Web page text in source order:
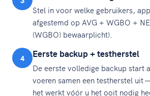
Stel in voor welke gebruikers,
afgestemd op AVG + WGBO +
(WGBO) bewaarplicht).
4 Eerste backup + testherstel
De eerste volledige backup start
voeren samen een testherstel uit
het werkt vóór u het ooit nodig